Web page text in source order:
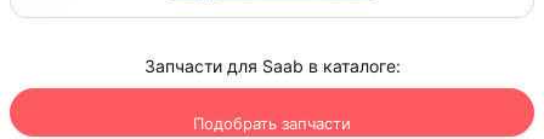
Запчасти для Saab в каталоге:
Подобрать запчасти